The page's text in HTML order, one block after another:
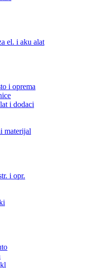
el. i aku alat
i oprema
i dodaci
materijal
i opr.